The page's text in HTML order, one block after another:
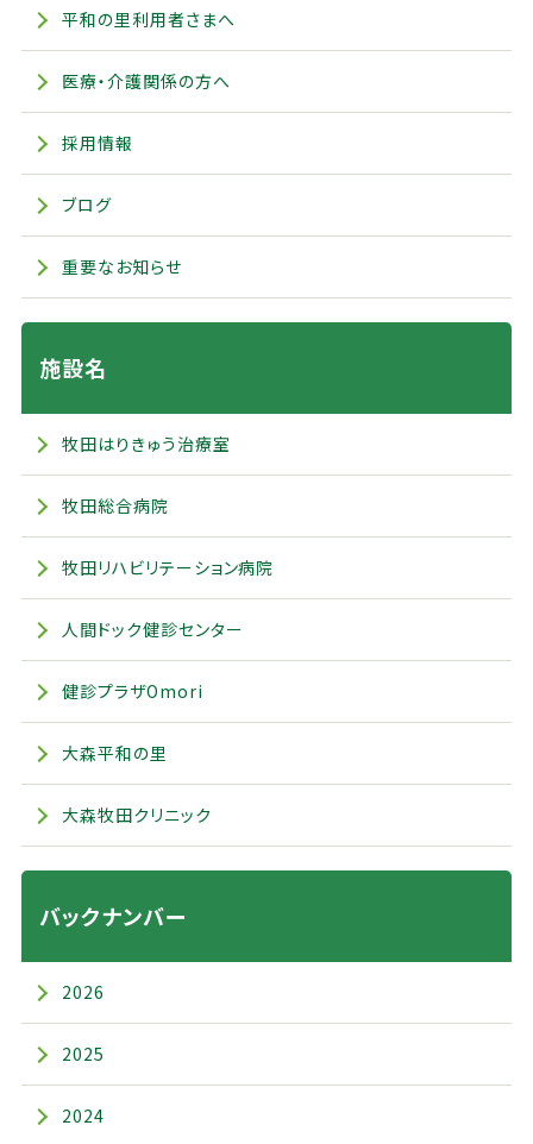
平和の里利用者さまへ
医療・介護関係の方へ
採用情報
ブログ
重要なお知らせ
施設名
牧田はりきゅう治療室
牧田総合病院
牧田リハビリテーション病院
人間ドック健診センター
健診プラザOmori
大森平和の里
大森牧田クリニック
バックナンバー
2026
2025
2024